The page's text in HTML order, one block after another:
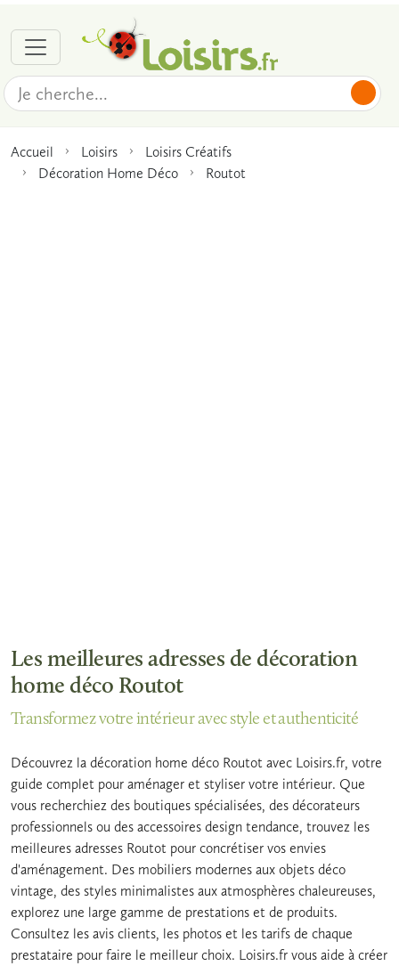
Accueil Loisirs
Loisirs Créatifs
Décoration Home Déco
Routot
Les meilleures adresses de décoration
home déco Routot
Transformez votre intérieur avec style et authenticité
Découvrez la décoration home déco Routot avec Loisirs.fr, votre
guide complet pour aménager et styliser votre intérieur. Que
vous recherchiez des boutiques spécialisées, des décorateurs
professionnels ou des accessoires design tendance, trouvez les
meilleures adresses Routot pour concrétiser vos envies
d'aménagement. Des mobiliers modernes aux objets déco
vintage, des styles minimalistes aux atmosphères chaleureuses,
explorez une large gamme de prestations et de produits.
Consultez les avis clients, les photos et les tarifs de chaque
prestataire pour faire le meilleur choix. Loisirs.fr vous aide à créer